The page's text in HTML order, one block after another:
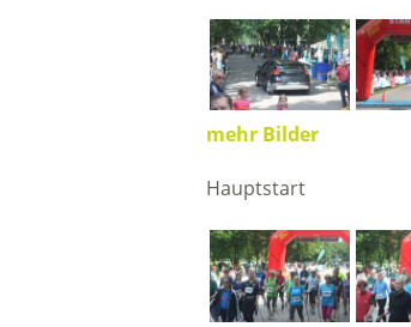
mehr Bilder
Hauptstart